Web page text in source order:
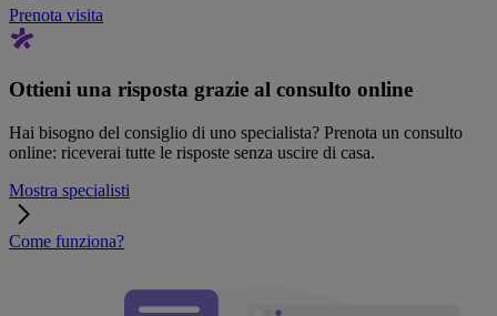
Prenota visita
Ottieni una risposta grazie al consulto online
Hai bisogno del consiglio di uno specialista? Prenota un consulto
online: riceverai tutte le risposte senza uscire di casa.
Mostra specialisti
Come funziona?